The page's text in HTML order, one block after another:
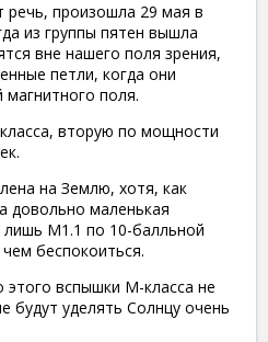
произошла 29 мая в
из группы пятен вышла
вне нашего поля зрения,
петли, когда они
поля.
вторую по мощности
​​на Землю, хотя, как
довольно маленькая
M1.1 по 10-балльной
беспокоиться.
этого вспышки М-класса не
будут уделять Солнцу очень